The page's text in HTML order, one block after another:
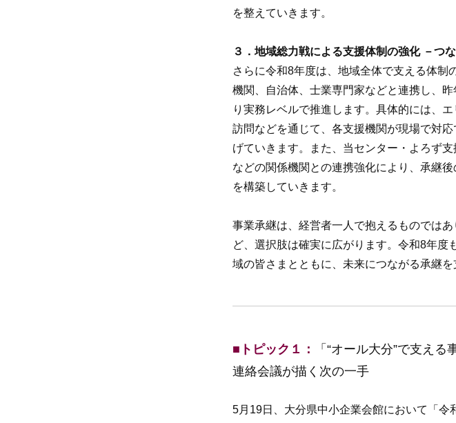
を整えていきます。
３．地域総力戦による支援体制の強化 －つ
さらに令和8年度は、地域全体で支える体制
機関、自治体、士業専門家などと連携し、
り実務レベルで推進します。具体的には、
訪問などを通じて、各支援機関が現場で対
げていきます。また、当センター・よろず
などの関係機関との連携強化により、承継
を構築していきます。
事業承継は、経営者一人で抱えるものでは
ど、選択肢は確実に広がります。令和8年
域の皆さまとともに、未来につながる承継を
■トピック１：
「“オール大分”で支え
連絡会議が描く次の一手
5月19日、大分県中小企業会館において「令